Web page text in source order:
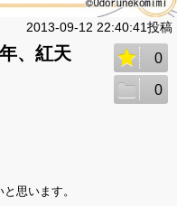
2013-09-12 22:40:41投稿
、紅天
0
0
思います。